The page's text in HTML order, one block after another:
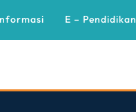
E – Pendidikan